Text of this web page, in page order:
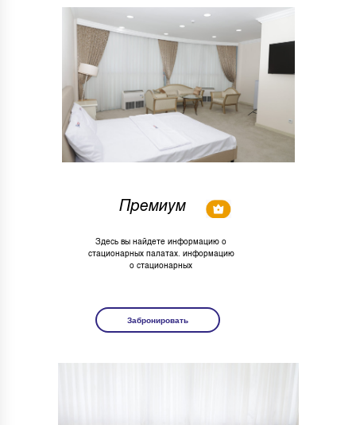
Премиум
Здесь вы найдете информацию о
стационарных палатах. информацию
о стационарных
Забронировать